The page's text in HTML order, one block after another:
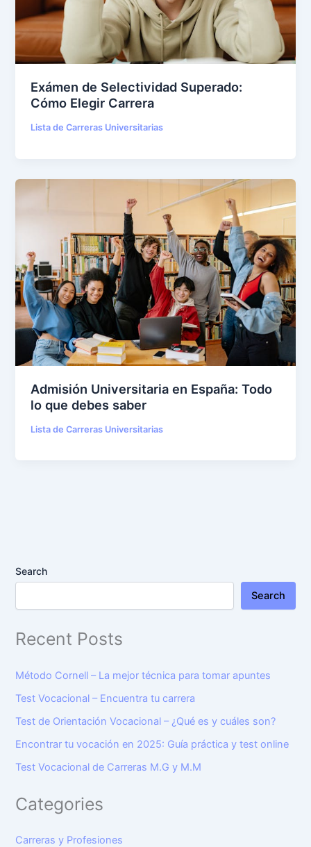
Exámen de Selectividad Superado:
Cómo Elegir Carrera
Lista de Carreras Universitarias
Admisión Universitaria en España: Todo
lo que debes saber
Lista de Carreras Universitarias
Search
Search
Recent Posts
Método Cornell – La mejor técnica para tomar apuntes
Test Vocacional – Encuentra tu carrera
Test de Orientación Vocacional – ¿Qué es y cuáles son?
Encontrar tu vocación en 2025: Guía práctica y test online
Test Vocacional de Carreras M.G y M.M
Categories
Carreras y Profesiones